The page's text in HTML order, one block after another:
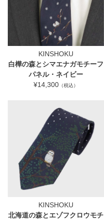
KINSHOKU
白樺の森とシマエナガモチーフ
パネル・ネイビー
¥14,300 （税込）
KINSHOKU
北海道の森とエゾフクロウモチ